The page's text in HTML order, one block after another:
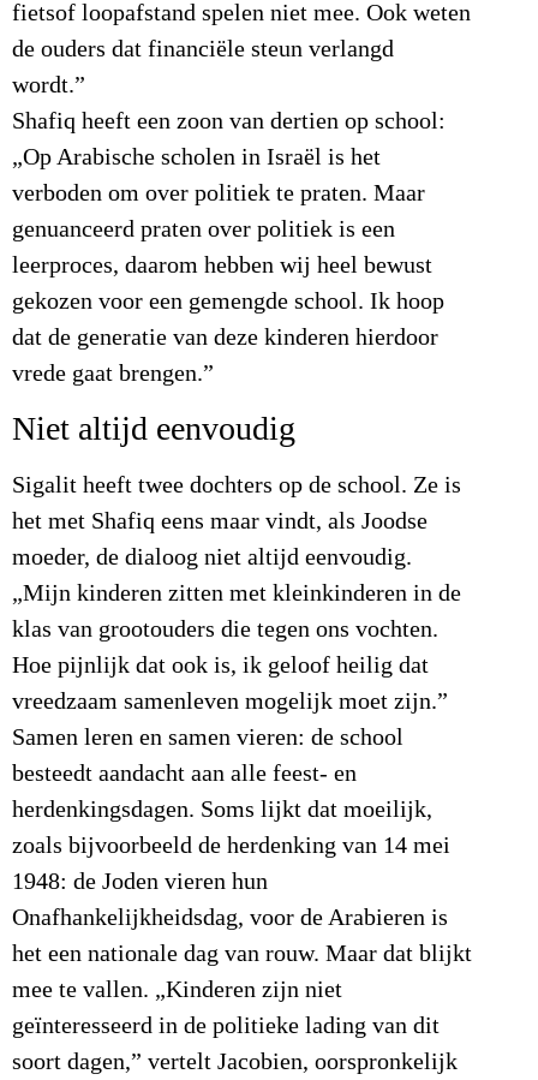
fietsof loopafstand spelen niet mee. Ook weten
de ouders dat financiële steun verlangd
wordt.”
Shafiq heeft een zoon van dertien op school:
„Op Arabische scholen in Israël is het
verboden om over politiek te praten. Maar
genuanceerd praten over politiek is een
leerproces, daarom hebben wij heel bewust
gekozen voor een gemengde school. Ik hoop
dat de generatie van deze kinderen hierdoor
vrede gaat brengen.”
Niet altijd eenvoudig
Sigalit heeft twee dochters op de school. Ze is
het met Shafiq eens maar vindt, als Joodse
moeder, de dialoog niet altijd eenvoudig.
„Mijn kinderen zitten met kleinkinderen in de
klas van grootouders die tegen ons vochten.
Hoe pijnlijk dat ook is, ik geloof heilig dat
vreedzaam samenleven mogelijk moet zijn.”
Samen leren en samen vieren: de school
besteedt aandacht aan alle feest- en
herdenkingsdagen. Soms lijkt dat moeilijk,
zoals bijvoorbeeld de herdenking van 14 mei
1948: de Joden vieren hun
Onafhankelijkheidsdag, voor de Arabieren is
het een nationale dag van rouw. Maar dat blijkt
mee te vallen. „Kinderen zijn niet
geïnteresseerd in de politieke lading van dit
soort dagen,” vertelt Jacobien, oorspronkelijk